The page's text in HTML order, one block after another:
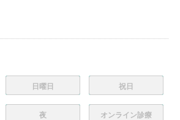
日曜日 祝日
夜 オンライン診療